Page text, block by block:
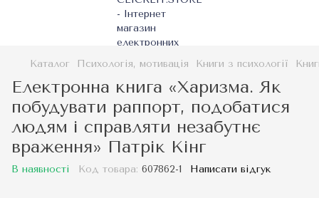
Каталог Психологія, мотивація Книги з психології
Електронна книга «Харизма. Як
побудувати раппорт, подобатися
людям і справляти незабутнє
враження» Патрік Кінг
В наявності Код товара: 607862-1 Написати відгук